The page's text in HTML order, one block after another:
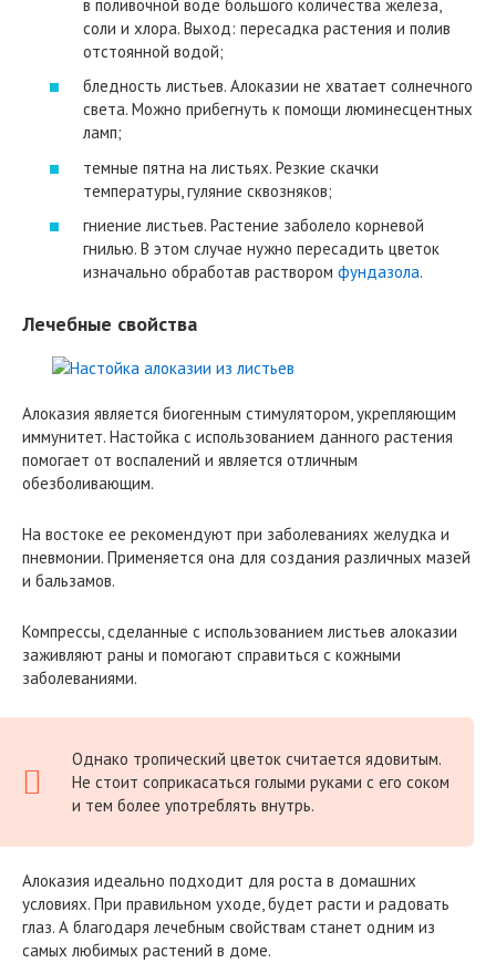
в поливочной воде большого количества железа,
соли и хлора. Выход: пересадка растения и полив
отстоянной водой;
бледность листьев. Алоказии не хватает солнечного
света. Можно прибегнуть к помощи люминесцентных
ламп;
темные пятна на листьях. Резкие скачки
температуры, гуляние сквозняков;
гниение листьев. Растение заболело корневой
гнилью. В этом случае нужно пересадить цветок
изначально обработав раствором фундазола.
Лечебные свойства
Алоказия является биогенным стимулятором, укрепляющим
иммунитет. Настойка с использованием данного растения
помогает от воспалений и является отличным
обезболивающим.
На востоке ее рекомендуют при заболеваниях желудка и
пневмонии. Применяется она для создания различных мазей
и бальзамов.
Компрессы, сделанные с использованием листьев алоказии
заживляют раны и помогают справиться с кожными
заболеваниями.
Однако тропический цветок считается ядовитым.
Не стоит соприкасаться голыми руками с его соком
и тем более употреблять внутрь.
Алоказия идеально подходит для роста в домашних
условиях. При правильном уходе, будет расти и радовать
глаз. А благодаря лечебным свойствам станет одним из
самых любимых растений в доме.